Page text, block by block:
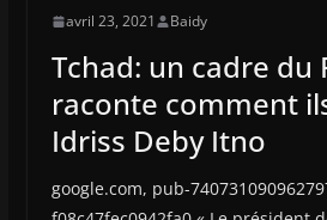
avril 23, 2021 Baidy
Tchad: un cadre du
raconte comment
Idriss Deby Itno
google.com, pub-